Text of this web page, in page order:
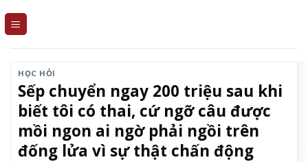
HỌC HỎI
Sếp chuyển ngay 200 triệu sau khi
biết tôi có thai, cứ ngỡ câu được
mồi ngon ai ngờ phải ngồi trên
đống lửa vì sự thật chấn động